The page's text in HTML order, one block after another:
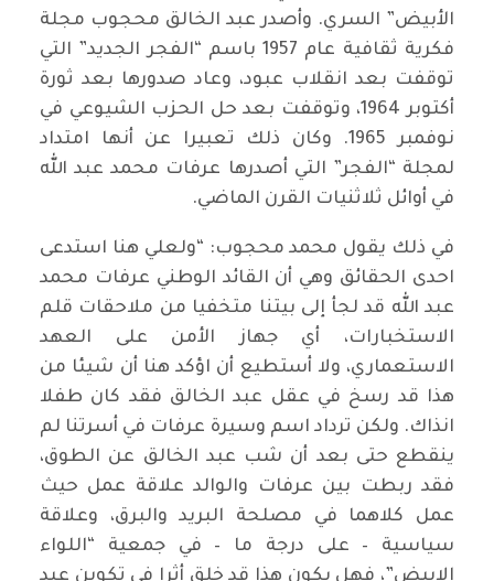
الأبيض” السري. وأصدر عبد الخالق محجوب مجلة
فكرية ثقافية عام 1957 باسم “الفجر الجديد” التي
توقفت بعد انقلاب عبود، وعاد صدورها بعد ثورة
أكتوبر 1964، وتوقفت بعد حل الحزب الشيوعي في
نوفمبر 1965. وكان ذلك تعبيرا عن أنها امتداد
لمجلة “الفجر” التي أصدرها عرفات محمد عبد الله
في أوائل ثلاثنيات القرن الماضي.
في ذلك يقول محمد محجوب: “ولعلي هنا استدعى
احدى الحقائق وهي أن القائد الوطني عرفات محمد
عبد الله قد لجأ إلى بيتنا متخفيا من ملاحقات قلم
الاستخبارات، أي جهاز الأمن على العهد
الاستعماري، ولا أستطيع أن اؤكد هنا أن شيئا من
هذا قد رسخ في عقل عبد الخالق فقد كان طفلا
انذاك. ولكن ترداد اسم وسيرة عرفات في أسرتنا لم
ينقطع حتى بعد أن شب عبد الخالق عن الطوق،
فقد ربطت بين عرفات والوالد علاقة عمل حيث
عمل كلاهما في مصلحة البريد والبرق، وعلاقة
سياسية – على درجة ما – في جمعية “اللواء
الابيض”، فهل يكون هذا قد خلق أثرا في تكوين عبد